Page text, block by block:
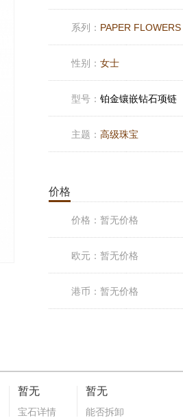
系列： PAPER FLOWERS
性别： 女士
型号： 铂金镶嵌钻石项链
主题： 高级珠宝
价格
价格： 暂无价格
欧元： 暂无价格
港币： 暂无价格
暂无
宝石详情
暂无
能否拆卸